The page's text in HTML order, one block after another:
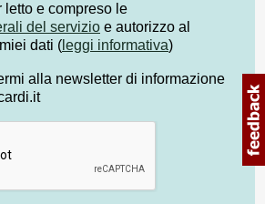
letto e compreso le
del servizio e autorizzo al
dati ( leggi informativa)
alla newsletter di informazione